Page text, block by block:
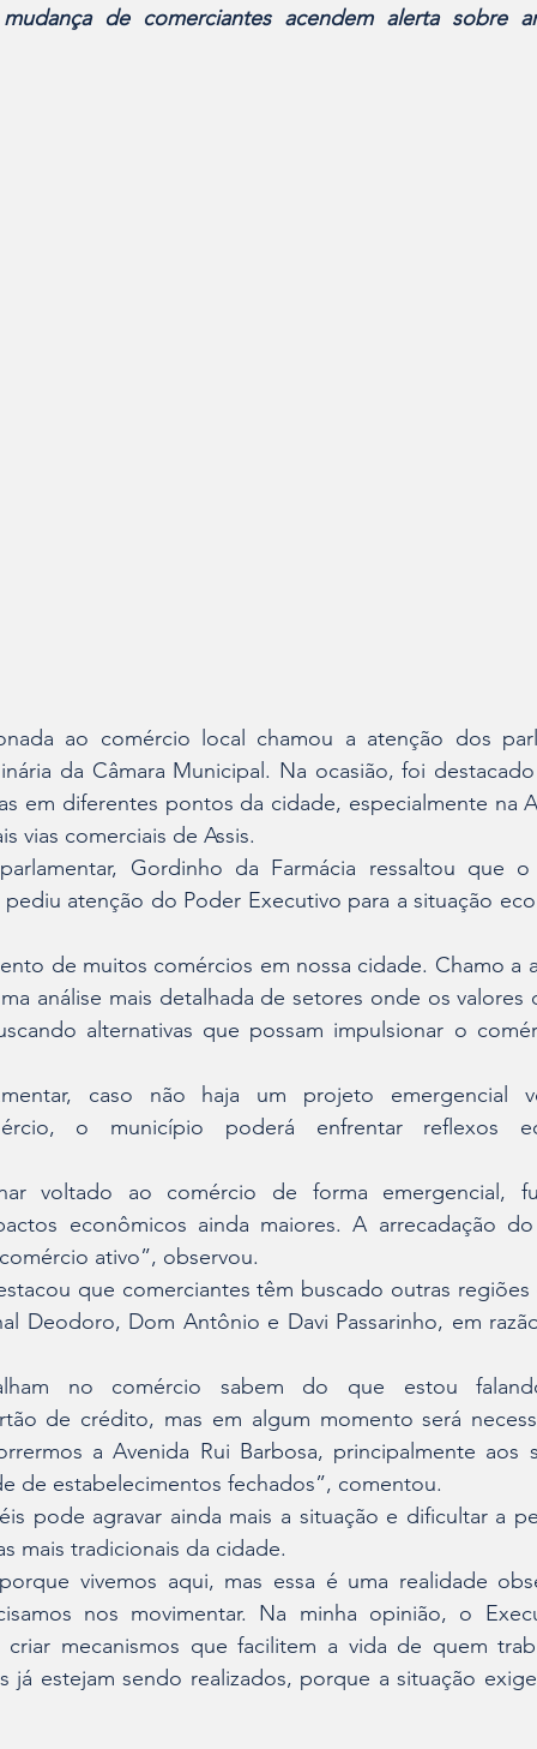
de comerciantes acendem alerta sobre
ao comércio local chamou a atenção dos
da Câmara Municipal. Na ocasião, foi
em diferentes pontos da cidade, especialmente na
vias comerciais de Assis.
Gordinho da Farmácia ressaltou que
atenção do Poder Executivo para a situação
de muitos comércios em nossa cidade. Chamo a
análise mais detalhada de setores onde os valores
alternativas que possam impulsionar o
caso não haja um projeto emergencial
o município poderá enfrentar reflexos
voltado ao comércio de forma emergencial,
econômicos ainda maiores. A arrecadação
ativo”, observou.
que comerciantes têm buscado outras regiões
Deodoro, Dom Antônio e Davi Passarinho, em
no comércio sabem do que estou
de crédito, mas em algum momento será
a Avenida Rui Barbosa, principalmente aos
de estabelecimentos fechados”, comentou.
pode agravar ainda mais a situação e dificultar a
mais tradicionais da cidade.
vivemos aqui, mas essa é uma realidade
nos movimentar. Na minha opinião, o
criar mecanismos que facilitem a vida de quem
já estejam sendo realizados, porque a situação